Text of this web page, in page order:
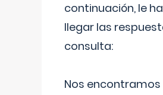
continuación, le
llegar las
consulta:
Nos encontramos